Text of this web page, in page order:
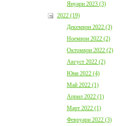
Януари 2023 (3)
2022 (19)
Декември 2022 (3)
Ноември 2022 (2)
Октомври 2022 (2)
Август 2022 (2)
Юни 2022 (4)
Май 2022 (1)
Април 2022 (1)
Март 2022 (1)
Февруари 2022 (3)